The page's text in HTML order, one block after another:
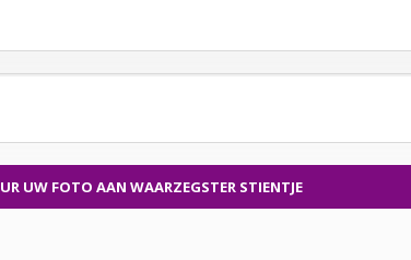
UW FOTO AAN WAARZEGSTER STIENTJE